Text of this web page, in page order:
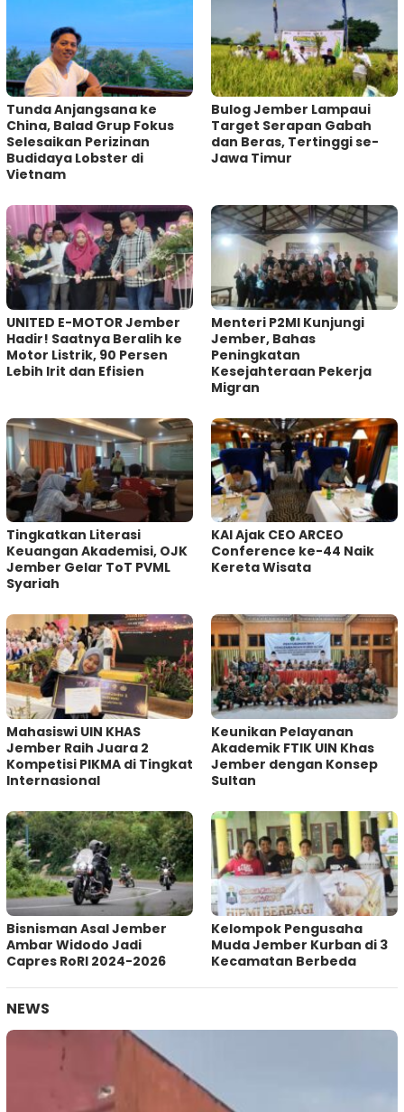
Tunda Anjangsana ke
China, Balad Grup Fokus
Selesaikan Perizinan
Budidaya Lobster di
Vietnam
Bulog Jember Lampaui
Target Serapan Gabah
dan Beras, Tertinggi se-
Jawa Timur
UNITED E-MOTOR Jember
Hadir! Saatnya Beralih ke
Motor Listrik, 90 Persen
Lebih Irit dan Efisien
Menteri P2MI Kunjungi
Jember, Bahas
Peningkatan
Kesejahteraan Pekerja
Migran
Tingkatkan Literasi
Keuangan Akademisi, OJK
Jember Gelar ToT PVML
Syariah
KAI Ajak CEO ARCEO
Conference ke-44 Naik
Kereta Wisata
Mahasiswi UIN KHAS
Jember Raih Juara 2
Kompetisi PIKMA di Tingkat
Internasional
Keunikan Pelayanan
Akademik FTIK UIN Khas
Jember dengan Konsep
Sultan
Bisnisman Asal Jember
Ambar Widodo Jadi
Capres RoRI 2024-2026
Kelompok Pengusaha
Muda Jember Kurban di 3
Kecamatan Berbeda
NEWS